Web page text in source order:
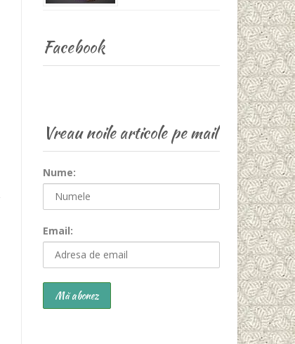
Facebook
Vreau noile articole pe mail
Nume:
Email: